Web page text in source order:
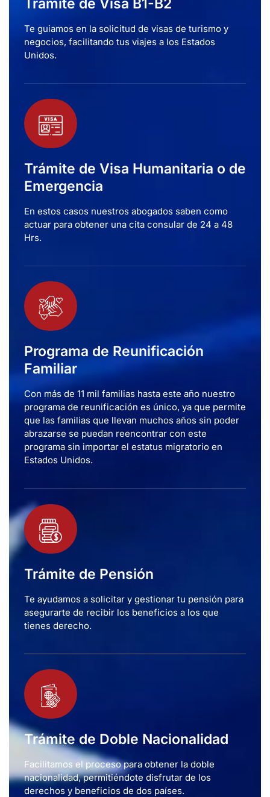
Te guiamos en la solicitud de visas de turismo y
negocios, facilitando tus viajes a los Estados
Unidos.
Trámite de Visa Humanitaria o de
Emergencia
En estos casos nuestros abogados saben como
actuar para obtener una cita consular de 24 a 48
Hrs.
Programa de Reunificación
Familiar
Con más de 11 mil familias hasta este año nuestro
programa de reunificación es único, ya que permite
que las familias que llevan muchos años sin poder
abrazarse se puedan reencontrar con este
programa sin importar el estatus migratorio en
Estados Unidos.
Trámite de Pensión
Te ayudamos a solicitar y gestionar tu pensión para
asegurarte de recibir los beneficios a los que
tienes derecho.
Trámite de Doble Nacionalidad
Facilitamos el proceso para obtener la doble
nacionalidad, permitiéndote disfrutar de los
derechos y beneficios de dos países.